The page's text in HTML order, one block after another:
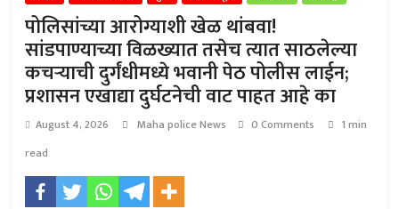
पोलिसांच्या आरोग्याशी खेळ थांबवा!
सांडपाण्याच्या विळख्यात तसेच त्यात साठलेल्या
कचऱ्याची दुर्गंधीमध्ये भवानी पेठ पोलीस लाईन;
प्रशासन एखाद्या दुर्घटनेची वाट पाहत आहे का
August 4, 2026 Maha police News 0 Comments
1 min
read